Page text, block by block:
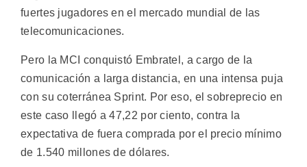
fuertes jugadores en el mercado mundial de las
telecomunicaciones.
Pero la MCI conquistó Embratel, a cargo de la
comunicación a larga distancia, en una intensa puja
con su coterránea Sprint. Por eso, el sobreprecio en
este caso llegó a 47,22 por ciento, contra la
expectativa de fuera comprada por el precio mínimo
de 1.540 millones de dólares.